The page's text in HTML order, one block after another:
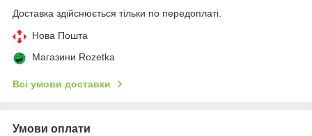
Доставка здійснюється тільки по передоплаті.
Нова Пошта
Магазини Rozetka
Всі умови доставки
Умови оплати